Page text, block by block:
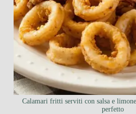
Calamari fritti serviti con salsa e
perfetto